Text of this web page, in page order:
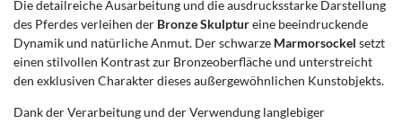
Die detailreiche Ausarbeitung und die ausdrucksstarke Darstellung
des Pferdes verleihen der Bronze Skulptureine beeindruckende
Dynamik und natürliche Anmut. Der schwarze Marmorsockel setzt
einen stilvollen Kontrast zur Bronzeoberfläche und unterstreicht
den exklusiven Charakter dieses außergewöhnlichen Kunstobjekts.
Dank der Verarbeitung und der Verwendung langlebiger